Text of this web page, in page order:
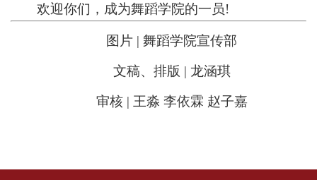
欢迎你们，成为舞蹈学院的一员!
图片 | 舞蹈学院宣传部
文稿、排版 | 龙涵琪
审核 | 王淼 李依霖 赵子嘉